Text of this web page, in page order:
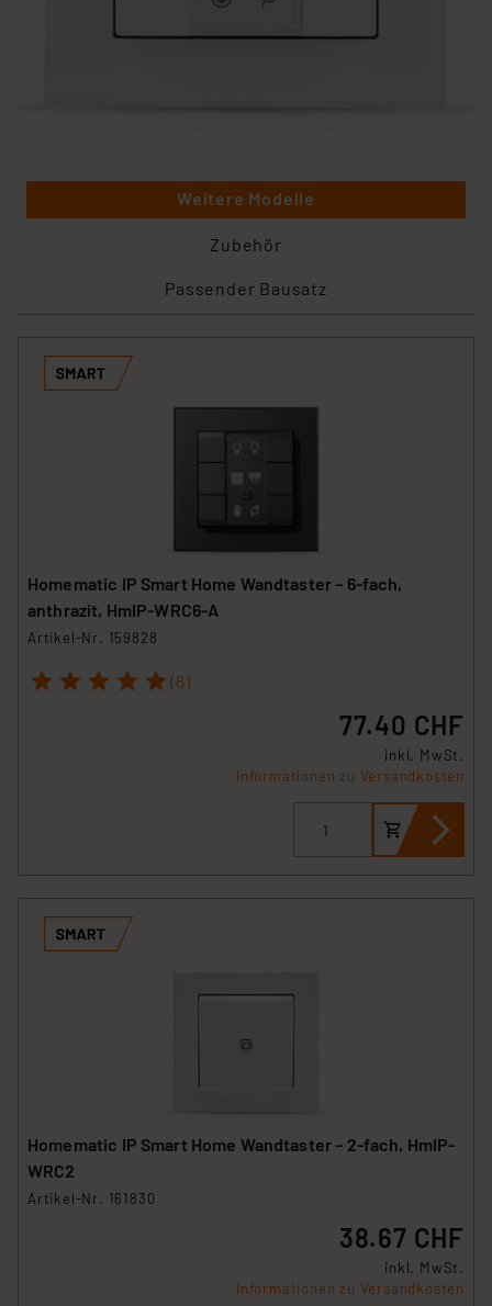
Weitere Modelle
Zubehör
Passender Bausatz
Homematic IP Smart Home Wandtaster – 6-fach,
anthrazit, HmIP-WRC6-A
Artikel-Nr. 159828
1 2 3 4 5 (6)
77.40 CHF
inkl. MwSt.
Informationen zu Versandkosten
Homematic IP Smart Home Wandtaster – 2-fach, HmIP-
WRC2
Artikel-Nr. 161830
38.67 CHF
inkl. MwSt.
Informationen zu Versandkosten